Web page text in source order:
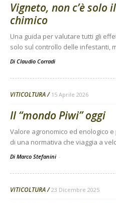
Vigneto, non c’è solo
chimico
Una guida per valutare tutti gli
solo sul controllo delle infestanti,
Di Claudio Corradi
VITICOLTURA 15 Aprile 2026
Il “mondo Piwi” oggi
Valore agronomico ed enologico
di una normativa che viaggia a
Di Marco Stefanini -
VITICOLTURA 23 Dicembre 2025